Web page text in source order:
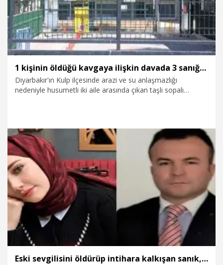
1 kişinin öldüğü kavgaya ilişkin davada 3 sanığa 15'er yıl hapis
Diyarbakır'ın Kulp ilçesinde arazi ve su anlaşmazlığı
nedeniyle husumetli iki aile arasında çıkan taşlı sopalı
beraat etti.
21.07.2026 Gündem
Eski sevgilisini öldürüp intihara kalkışan sanık, yüzünde kanama olduğunu söyleyip savunma yapmadı